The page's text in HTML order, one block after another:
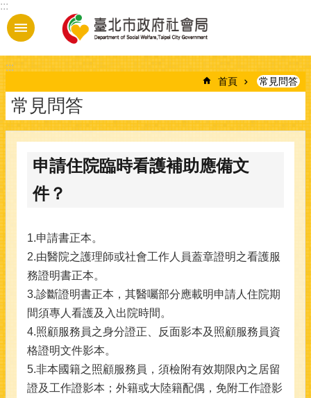
跳到主要內容區塊
:::
:::
首頁 常見問答
常見問答
申請住院臨時看護補助應備文
件？
1.申請書正本。
2.由醫院之護理師或社會工作人員蓋章證明之看護服
務證明書正本。
3.診斷證明書正本，其醫囑部分應載明申請人住院期
間須專人看護及入出院時間。
4.照顧服務員之身分證正、反面影本及照顧服務員資
格證明文件影本。
5.非本國籍之照顧服務員，須檢附有效期限內之居留
證及工作證影本；外籍或大陸籍配偶，免附工作證影